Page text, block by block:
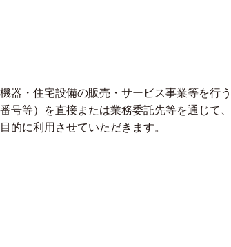
器・住宅設備の販売・サービス事業等を行
号等）を直接または業務委託先等を通じて
的に利用させていただきます。